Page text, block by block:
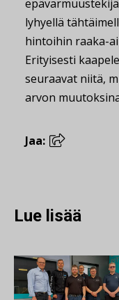
lyhyellä
hintoihin raaka-
Erityisesti
seuraavat niitä,
arvon
Jaa:
Lue lisää